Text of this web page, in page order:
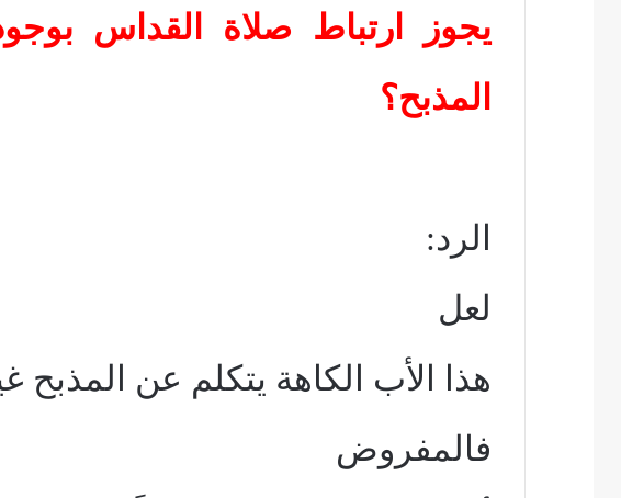
يجوز ارتباط صلاة القداس
المذبح؟
الرد:
لعل
هذا الأب الكاهة يتكلم عن المذبح
فالمفروض